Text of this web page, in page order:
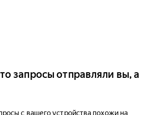
запросы отправляли вы, а
с вашего устройства похожи на